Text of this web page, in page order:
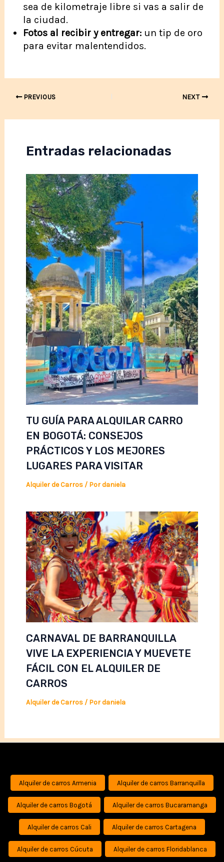
sea de kilometraje libre si vas a salir de
la ciudad.
Fotos al recibir y entregar: un tip de oro
para evitar malentendidos.
Post PREVIOUS NEXT
Entradas relacionadas
TU GUÍA PARA ALQUILAR CARRO
EN BOGOTÁ: CONSEJOS
PRÁCTICOS Y LOS MEJORES
LUGARES PARA VISITAR
Alquiler de Carros/ Pordaniela
CARNAVAL DE BARRANQUILLA
VIVE LA EXPERIENCIA Y MUEVETE
FÁCIL CON EL ALQUILER DE
CARROS
Alquiler de Carros/ Pordaniela
Alquiler de carros Armenia Alquiler de carros Barranquilla
Alquiler de carros Bogotá Alquiler de carros Bucaramanga
Alquiler de carros Cali Alquiler de carros Cartagena
Alquiler de carros Cúcuta Alquiler de carros Floridablanca